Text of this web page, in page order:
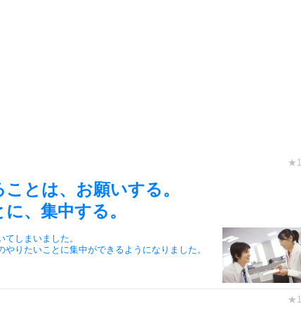
とは、お願いする。
、集中する。
しまいました。
りたいことに集中ができるようになりました。